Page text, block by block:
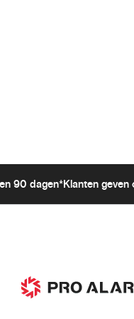
90 dagen*Klanten geven